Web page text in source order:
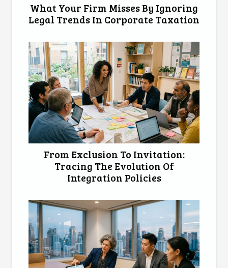
What Your Firm Misses By Ignoring
Legal Trends In Corporate Taxation
From Exclusion To Invitation:
Tracing The Evolution Of
Integration Policies